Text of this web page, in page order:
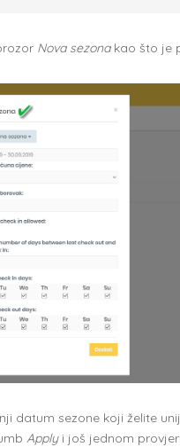
Nova sezonakao što je
datum sezone koji želite
Applyi još jednom